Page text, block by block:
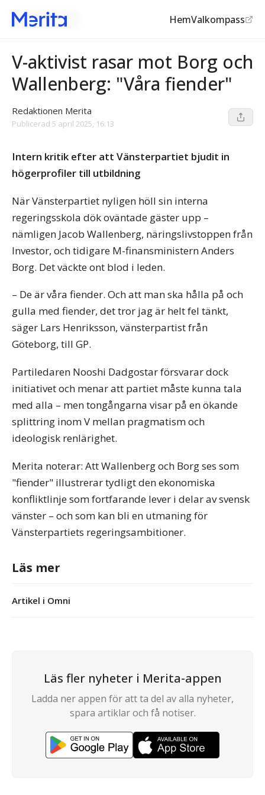
HemValkompass
Vänsterpartiet
V-aktivist rasar mot Borg och
Wallenberg: "Våra fiender"
Redaktionen Merita
Publicerad 5 april 2025, 16:13
Intern kritik efter att Vänsterpartiet bjudit in
högerprofiler till utbildning
När Vänsterpartiet nyligen höll sin interna
regeringsskola dök oväntade gäster upp –
nämligen Jacob Wallenberg, näringslivstoppen från
Investor, och tidigare M-finansministern Anders
Borg. Det väckte ont blod i leden.
– De är våra fiender. Och att man ska hålla på och
gulla med fiender, det tror jag är helt fel tänkt,
säger Lars Henriksson, vänsterpartist från
Göteborg, till GP.
Partiledaren Nooshi Dadgostar försvarar dock
initiativet och menar att partiet måste kunna tala
med alla – men tongångarna visar på en ökande
splittring inom V mellan pragmatism och
ideologisk renlärighet.
Merita noterar: Att Wallenberg och Borg ses som
"fiender" illustrerar tydligt den ekonomiska
konfliktlinje som fortfarande lever i delar av svensk
vänster – och som kan bli en utmaning för
Vänsterpartiets regeringsambitioner.
Läs mer
Artikel i Omni
Läs fler nyheter i Merita-appen
Ladda ner appen för att ta del av alla nyheter,
spara artiklar och få notiser.